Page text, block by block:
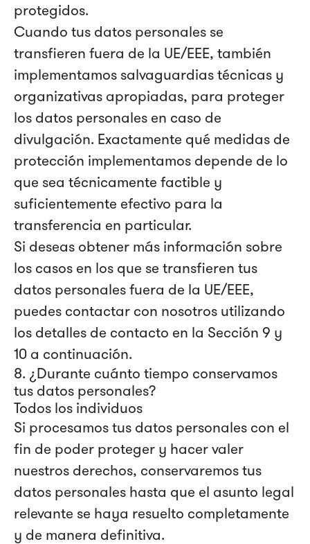
protegidos.
Cuando tus datos personales se
transfieren fuera de la UE/EEE, también
implementamos salvaguardias técnicas y
organizativas apropiadas, para proteger
los datos personales en caso de
divulgación. Exactamente qué medidas de
protección implementamos depende de lo
que sea técnicamente factible y
suficientemente efectivo para la
transferencia en particular.
Si deseas obtener más información sobre
los casos en los que se transfieren tus
datos personales fuera de la UE/EEE,
puedes contactar con nosotros utilizando
los detalles de contacto en la Sección 9 y
10 a continuación.
8. ¿Durante cuánto tiempo conservamos
tus datos personales?
Todos los individuos
Si procesamos tus datos personales con el
fin de poder proteger y hacer valer
nuestros derechos, conservaremos tus
datos personales hasta que el asunto legal
relevante se haya resuelto completamente
y de manera definitiva.